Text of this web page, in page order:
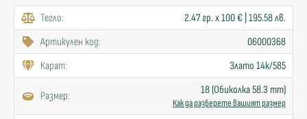
Тегло:
2.47 гр. x 100 € | 195.58 лв.
Артикулен код:
06000368
Карат:
Злато 14к/585
Размер: 18 (Обиколка 58.3 mm)
Как да разберете вашият размер